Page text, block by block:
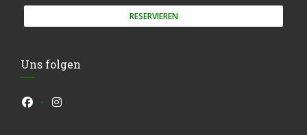
RESERVIEREN
Uns folgen
Facebook ((öffnet ein neues Fenster))
Instagram ((öffnet ein neues Fenster))